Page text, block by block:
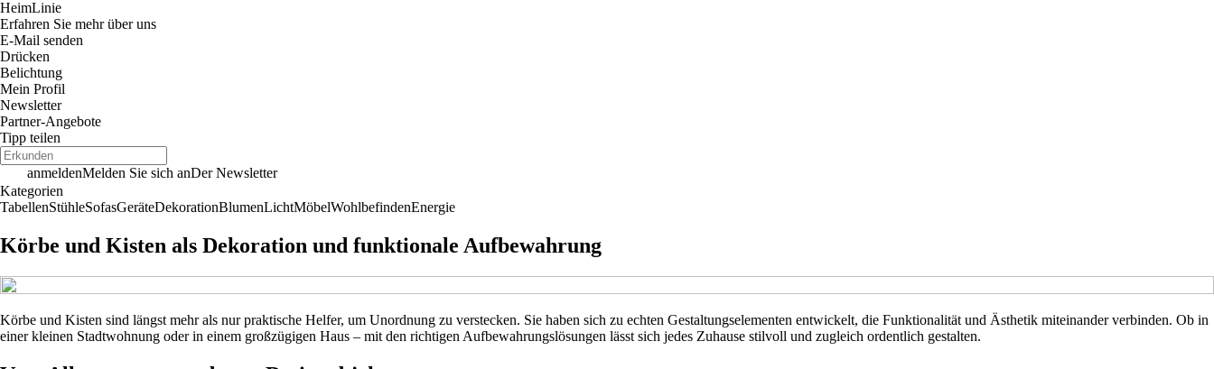
HeimLinie
Erfahren Sie mehr über uns
E-Mail senden
Drücken
Belichtung
Mein Profil
Newsletter
Partner-Angebote
Tipp teilen
anmeldenMelden Sie sich anDer Newsletter
Kategorien
TabellenStühleSofasGeräteDekorationBlumenLichtMöbelWohlbefindenEnergie
Körbe und Kisten als Dekoration und funktionale Aufbewahrung
Körbe und Kisten sind längst mehr als nur praktische Helfer, um Unordnung zu verstecken. Sie haben sich zu echten Gestaltungselementen entwickelt, die Funktionalität und Ästhetik miteinander verbinden. Ob in
einer kleinen Stadtwohnung oder in einem großzügigen Haus – mit den richtigen Aufbewahrungslösungen lässt sich jedes Zuhause stilvoll und zugleich ordentlich gestalten.